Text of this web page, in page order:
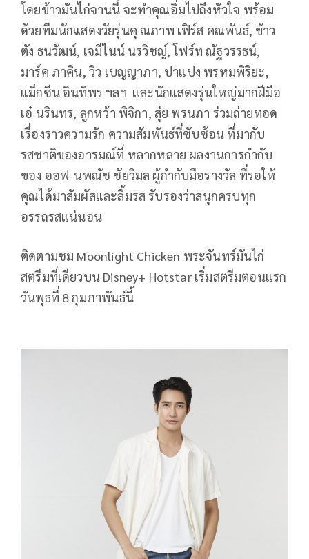
โดยข้าวมันไก่จานนี้ จะทำคุณอิ่มไปถึงหัวใจ พร้อม
ด้วยทีมนักแสดงวัยรุ่นคุ ณภาพ เฟิร์ส คณพันธ์, ข้าว
ตัง ธนวัฒน์, เจมีไนน์ นรวิชญ์, โฟร์ท ณัฐวรรธน์,
มาร์ค ภาคิน, วิว เบญญาภา, ปาแปง พรหมพิริยะ,
แม็กซีน อินทิพร ฯลฯ และนักแสดงรุ่นใหญ่มากฝีมือ
เอ๋ นรินทร, ลูกหว้า พิจิกา, สุ่ย พรนภา ร่วมถ่ายทอด
เรื่องราวความรัก ความสัมพันธ์ที่ซับซ้อน ที่มากับ
รสชาติของอารมณ์ที่ หลากหลาย ผลงานการกำกับ
ของ ออฟ-นพณัช ชัยวิมล ผู้กำกับมือรางวัล ที่รอให้
คุณได้มาสัมผัสและลิ้มรส รับรองว่าสนุกครบทุก
อรรถรสแน่นอน
ติดตามชม Moonlight Chicken พระจันทร์มันไก่
สตรีมที่เดียวบน Disney+ Hotstar เริ่มสตรีมตอนแรก
วันพุธที่ 8 กุมภาพันธ์นี้